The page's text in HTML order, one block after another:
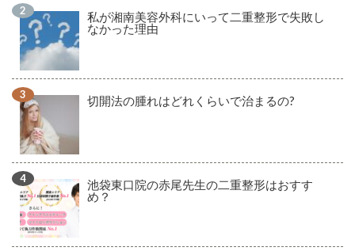
私が湘南美容外科にいって二重整形で失敗し
なかった理由
切開法の腫れはどれくらいで治まるの?
池袋東口院の赤尾先生の二重整形はおすす
め？